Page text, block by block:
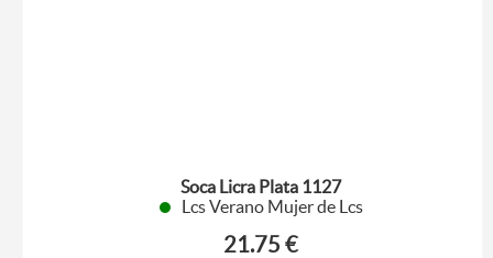
Soca Licra Plata 1127
Lcs Verano Mujer de Lcs
21.75 €